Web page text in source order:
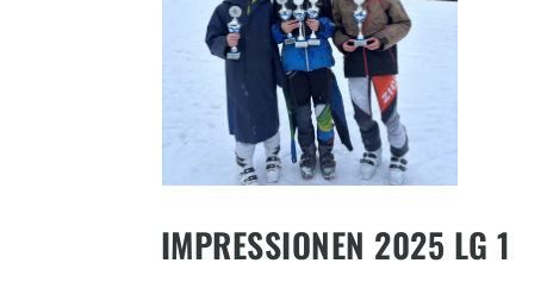
IMPRESSIONEN 2025 LG 1